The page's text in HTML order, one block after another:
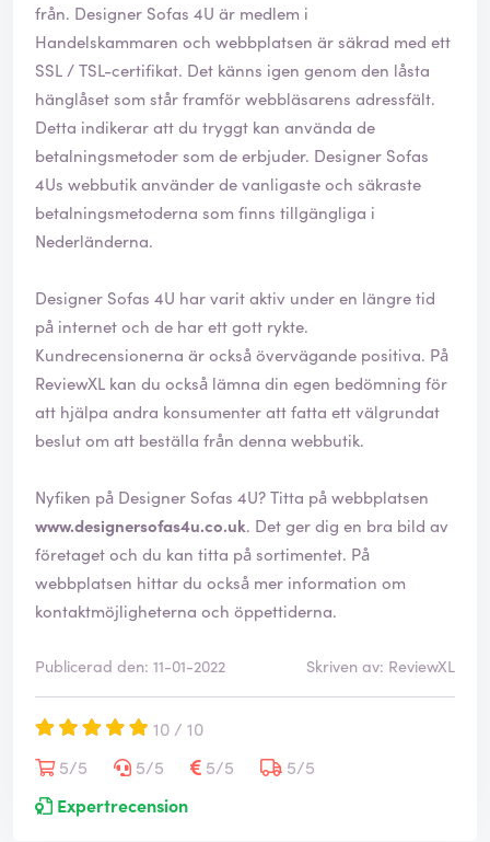
från. Designer Sofas 4U är medlem i
Handelskammaren och webbplatsen är säkrad med ett
SSL / TSL-certifikat. Det känns igen genom den låsta
hänglåset som står framför webbläsarens adressfält.
Detta indikerar att du tryggt kan använda de
betalningsmetoder som de erbjuder. Designer Sofas
4Us webbutik använder de vanligaste och säkraste
betalningsmetoderna som finns tillgängliga i
Nederländerna.
Designer Sofas 4U har varit aktiv under en längre tid
på internet och de har ett gott rykte.
Kundrecensionerna är också övervägande positiva. På
ReviewXL kan du också lämna din egen bedömning för
att hjälpa andra konsumenter att fatta ett välgrundat
beslut om att beställa från denna webbutik.
Nyfiken på Designer Sofas 4U? Titta på webbplatsen
www.designersofas4u.co.uk. Det ger dig en bra bild av
företaget och du kan titta på sortimentet. På
webbplatsen hittar du också mer information om
kontaktmöjligheterna och öppettiderna.
Publicerad den: 11-01-2022 Skriven av: ReviewXL
10 / 10
5/5
5/5 5/5
5/5
Expertrecension